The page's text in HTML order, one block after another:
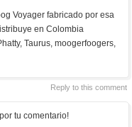
Voyager fabricado por esa
en Colombia
Taurus, moogerfoogers,
Reply to this comment
tu comentario!